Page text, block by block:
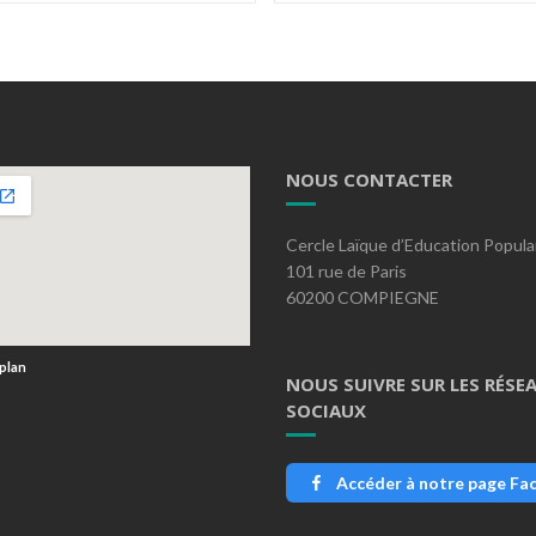
NOUS CONTACTER
Cercle Laïque d’Education
101 rue de Paris
60200 COMPIEGNE
NOUS SUIVRE SUR LES
SOCIAUX
Accéder à notre page